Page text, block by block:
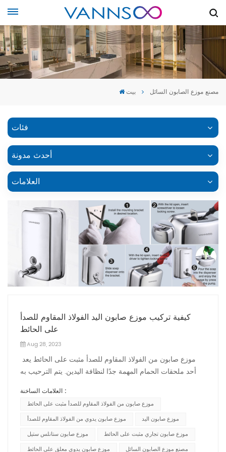
بيت مصنع موزع الصابون السائل
فئات
أحدث مدونة
العلامات
كيفية تركيب موزع صابون اليد الفولاذ المقاوم للصدأ
على الحائط
Aug 28, 2023
أحد ملحقات الحمام المهمة جدًا لنظافة اليدين. يتم الترحيب به
الحائط توفر مساحة كونترتوب. تقدم هذه المدونة طرق تركيب
موزعات الصابون. طرق التثبيتقم بتثبيت شريحة التثبيت في
المكان المطلوب. افتح الغطاء الموجود أعلى موزع الصابون،
وأدخل مفك البراغي لفك برغي القفل داخل موزع
الصابون.الانزلاق موزع صابون اليد على قوس التثبيت.أدخل مفك
العلامات الساخنة :
موزع صابون من الفولاذ المقاوم للصدأ مثبت على الحائط
موزع صابون يدوي من الفولاذ المقاوم للصدأ
موزع صابون اليد
موزع صابون ستانلس ستيل
موزع صابون تجاري مثبت على الحائط
موزع صابون يدوي معلق على الحائط
مصنع موزع الصابون السائل